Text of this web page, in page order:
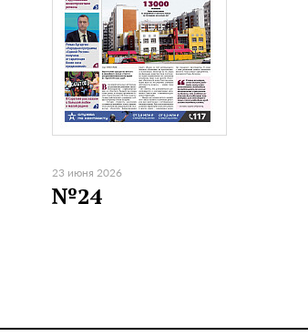
23 июня 2026
№24